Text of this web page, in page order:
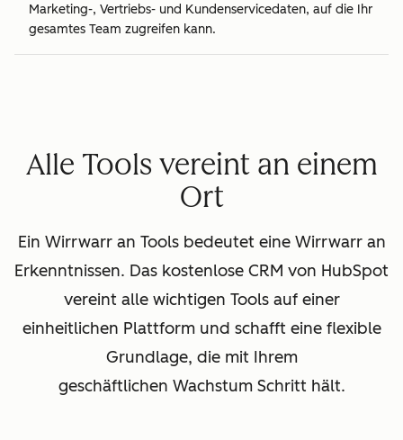
Marketing-, Vertriebs- und Kundenservicedaten, auf die Ihr
gesamtes Team zugreifen kann.
Alle Tools vereint an einem
Ort
Ein Wirrwarr an Tools bedeutet eine Wirrwarr an
Erkenntnissen. Das kostenlose CRM von HubSpot
vereint alle wichtigen Tools auf einer
einheitlichen Plattform und schafft eine flexible
Grundlage, die mit Ihrem
geschäftlichen Wachstum Schritt hält.